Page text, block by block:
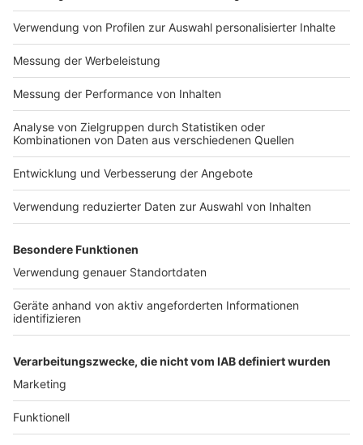
Impressum
Nutzungsbedingungen
Jobs
Presse
Werben
Archiv
ANTENNE BAYERN GROUP
Stiftung ANTENNE BAYERN
hilft
Teilnahmebedingungen
Grounding Page ANTENNE
BAYERN
Kontakt
Studio-Hotline
Verkehrs-Hotline
Newsletter